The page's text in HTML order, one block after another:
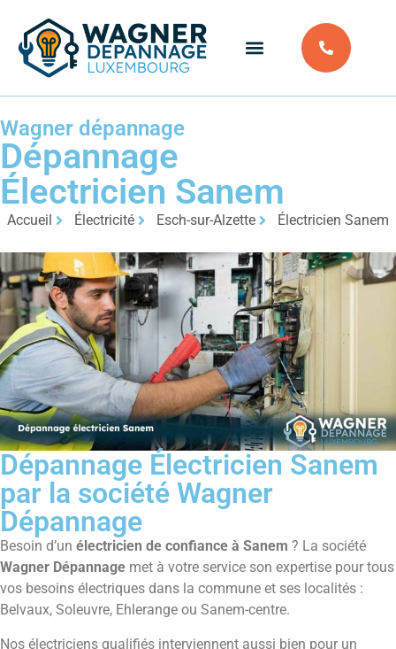
Wagner dépannage
Dépannage
Électricien Sanem
Accueil Électricité Esch-sur-Alzette Électricien Sanem
Dépannage Électricien Sanem
par la société Wagner
Dépannage
Besoin d’un électricien de confiance à Sanem ? La société
Wagner Dépannage met à votre service son expertise pour tous
vos besoins électriques dans la commune et ses localités :
Belvaux, Soleuvre, Ehlerange ou Sanem-centre.
Nos électriciens qualifiés interviennent aussi bien pour un